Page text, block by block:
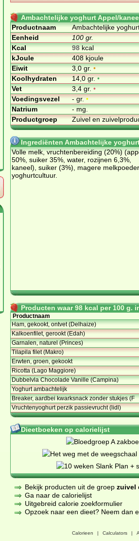
Ambachtelijke yoghurt Appel/
Productnaam
Ambachtelijke
Eenheid
100 gr.
Kcal
98kcal
kJoule
408 kjoule
Eiwit
3,0 gr.•
Koolhydraten
14,0 gr.•
Vet
3,4 gr.•
Voedingsvezel
- gr.•
Natrium
- mg.
Productgroep
Zuivel en
Ingrediënten Ambachtelijke
Volle melk, vruchtenbereiding (20%)
50%, suiker 35%, water, rozijnen 6,3%,
kaneel), suiker (3%), magere melkpoeder,
yoghurtcultuur.
Producten waar 98 kcal per 100 g.
Productnaam
Ham, gekookt, ontvet (Delhaize)
Kalkoenfilet, gerookt (Edah)
Garnalen, naturel (Princes)
Tilapila filet (Makro)
Erwten, groen, gekookt
Ricotta (Lago Maggiore)
Dubbelvla Chocolade Vanille (Campina)
Yoghurt ambachtelijk
Breaker, aardbei kwarksnack zonder stukjes (F
Vruchtenyoghurt perzik passievrucht (lidl)
Dieetboeken op calorielijst
Bekijk producten uit de groep zuivel
Ga naar de calorielijst
Uitgebreid calorie zoekformulier
Opzoek naar een dieet? Neem dan
Calorieen | Calculators |